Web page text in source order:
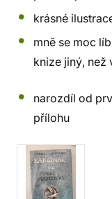
krásné
mně se moc
knize jiný, než
narozdíl od
přílohu